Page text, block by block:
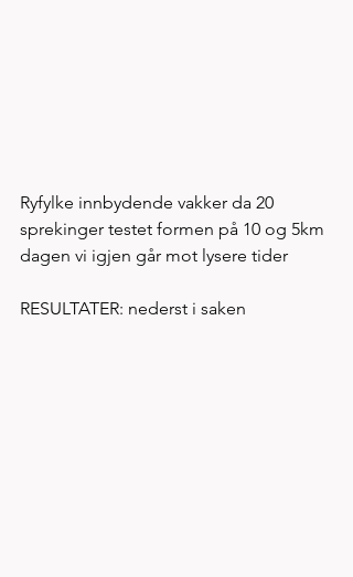
Ryfylke innbydende vakker da 20
sprekinger testet formen på 10 og 5km
dagen vi igjen går mot lysere tider
RESULTATER: nederst i saken